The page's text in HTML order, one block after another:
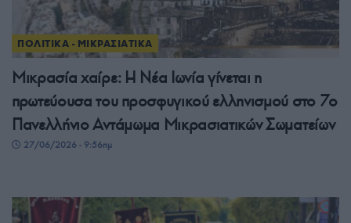
ΠΟΛΙΤΙΚΑ - ΜΙΚΡΑΣΙΑΤΙΚΑ
Μικρασία χαίρε: Η Νέα Ιωνία γίνεται η
πρωτεύουσα του προσφυγικού ελληνισμού στο 7ο
Πανελλήνιο Αντάμωμα Μικρασιατικών Σωματείων
27/06/2026 - 9:56πμ